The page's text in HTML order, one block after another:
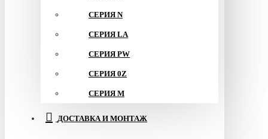
СЕРИЯ N
СЕРИЯ LA
СЕРИЯ PW
СЕРИЯ 0Z
СЕРИЯ M
ДОСТАВКА И МОНТАЖ